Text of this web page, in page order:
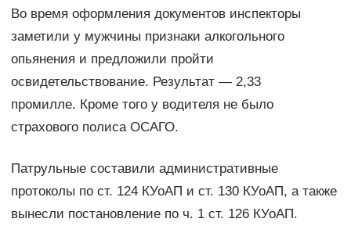
Во время оформления документов инспекторы
заметили у мужчины признаки алкогольного
опьянения и предложили пройти
освидетельствование. Результат — 2,33
промилле. Кроме того у водителя не было
страхового полиса ОСАГО.
Патрульные составили административные
протоколы по ст. 124 КУоАП и ст. 130 КУоАП, а также
вынесли постановление по ч. 1 ст. 126 КУоАП.